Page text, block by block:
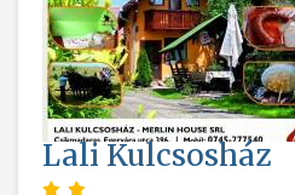
Lali Kulcsosház